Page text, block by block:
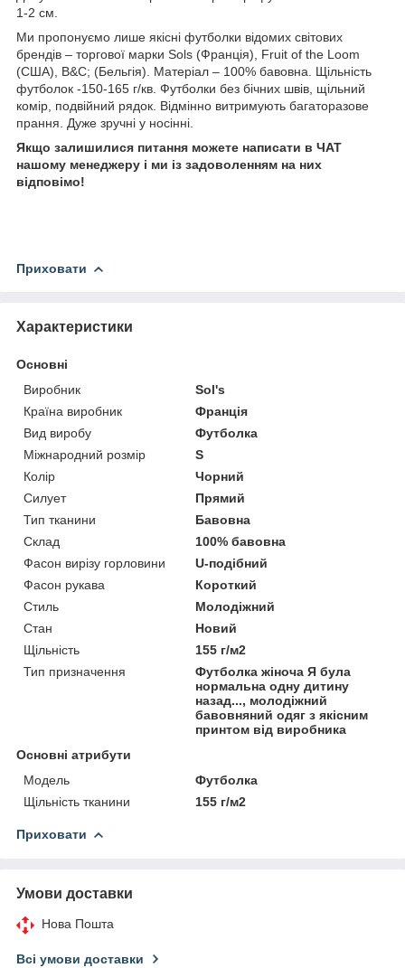
1-2 см.
Ми пропонуємо лише якісні футболки відомих світових
брендів – торгової марки Sols (Франція), Fruit of the Loom
(США), B&C; (Бельгія). Матеріал – 100% бавовна. Щільність
футболок -150-165 г/кв. Футболки без бічних швів, щільний
комір, подвійний рядок. Відмінно витримують багаторазове
прання. Дуже зручні у носінні.
Якщо залишилися питання можете написати в ЧАТ
нашому менеджеру і ми із задоволенням на них
відповімо!
Приховати
Характеристики
Основні
Виробник
Sol's
Країна виробник
Франція
Вид виробу
Футболка
Міжнародний розмір
S
Колір
Чорний
Силует
Прямий
Тип тканини
Бавовна
Склад
100% бавовна
Фасон вирізу горловини
U-подібний
Фасон рукава
Короткий
Стиль
Молодіжний
Стан
Новий
Щільність
155 г/м2
Тип призначення
Футболка жіноча Я була
нормальна одну дитину
назад..., молодіжний
бавовняний одяг з якісним
принтом від виробника
Основні атрибути
Модель
Футболка
Щільність тканини
155 г/м2
Приховати
Умови доставки
Нова Пошта
Всі умови доставки